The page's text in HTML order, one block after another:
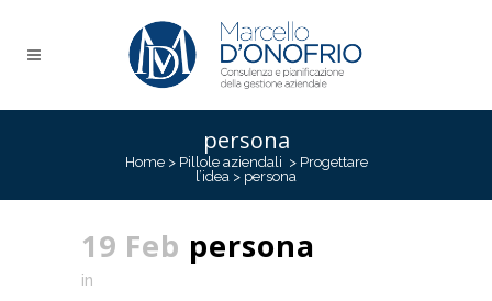
persona
Home> Pillole aziendali > Progettare
l’idea > persona
19 Feb persona
in